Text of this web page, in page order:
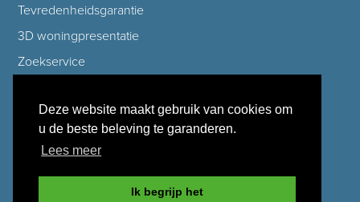
Deze website maakt gebruik van cookies om
u de beste beleving te garanderen.
Lees meer
Ik begrijp het
Tevredenheidsgarantie
3D woningpresentatie
Zoekservice
Checklist bezichtiging